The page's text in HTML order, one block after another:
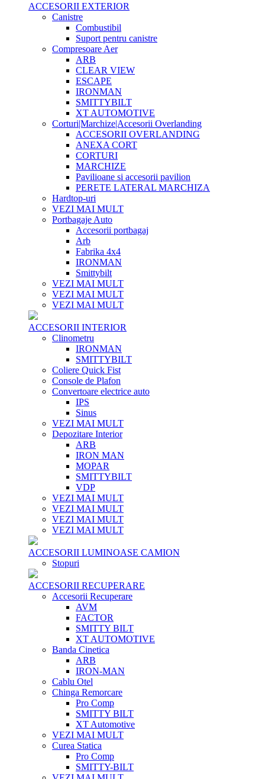
ACCESORII EXTERIOR
Canistre
Combustibil
Suport pentru canistre
Compresoare Aer
ARB
CLEAR VIEW
ESCAPE
IRONMAN
SMITTYBILT
XT AUTOMOTIVE
Corturi|Marchize|Accesorii Overlanding
ACCESORII OVERLANDING
ANEXA CORT
CORTURI
MARCHIZE
Pavilioane si accesorii pavilion
PERETE LATERAL MARCHIZA
Hardtop-uri
VEZI MAI MULT
Portbagaje Auto
Accesorii portbagaj
Arb
Fabrika 4x4
IRONMAN
Smittybilt
VEZI MAI MULT
VEZI MAI MULT
VEZI MAI MULT
ACCESORII INTERIOR
Clinometru
IRONMAN
SMITTYBILT
Coliere Quick Fist
Console de Plafon
Convertoare electrice auto
IPS
Sinus
VEZI MAI MULT
Depozitare Interior
ARB
IRON MAN
MOPAR
SMITTYBILT
VDP
VEZI MAI MULT
VEZI MAI MULT
VEZI MAI MULT
VEZI MAI MULT
ACCESORII LUMINOASE CAMION
Stopuri
ACCESORII RECUPERARE
Accesorii Recuperare
AVM
FACTOR
SMITTY BILT
XT AUTOMOTIVE
Banda Cinetica
ARB
IRON-MAN
Cablu Otel
Chinga Remorcare
Pro Comp
SMITTY BILT
XT Automotive
VEZI MAI MULT
Curea Statica
Pro Comp
SMITTY-BILT